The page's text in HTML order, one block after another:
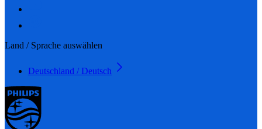
Land / Sprache auswählen
Deutschland / Deutsch